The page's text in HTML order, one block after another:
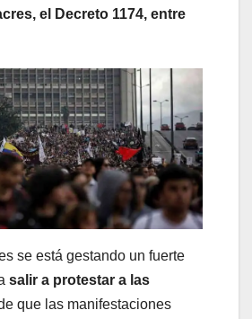
el Decreto 1174, entre
se está gestando un fuerte
salir a protestar a las
que las manifestaciones